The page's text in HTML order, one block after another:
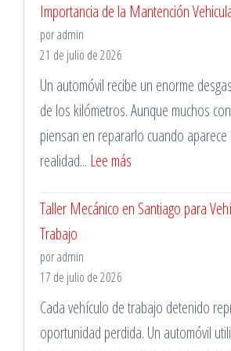
Importancia de la Mantención
por admin
21 de julio de 2026
Un automóvil recibe un enorme
de los kilómetros. Aunque muchos
piensan en repararlo cuando
realidad... Lee más
de
Taller Mecánico en Santiago para
Trabajo
por admin
17 de julio de 2026
Cada vehículo de trabajo detenido
oportunidad perdida. Un automóvil